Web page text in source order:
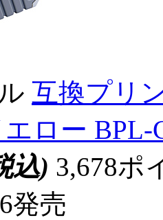
互換プリ
ロー BPL-
込) 3,678ポ
発売